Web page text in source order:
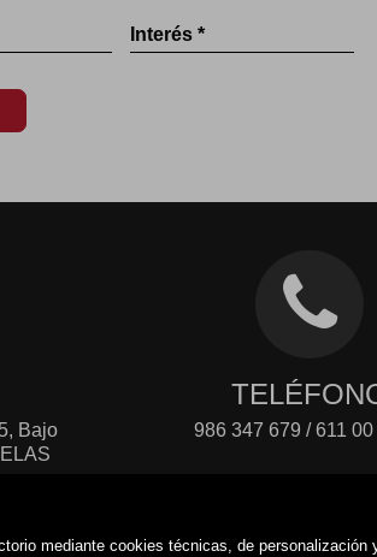
mediante cookies técnicas, de personalización
Interés *
Bajo
986 347 679 / 611